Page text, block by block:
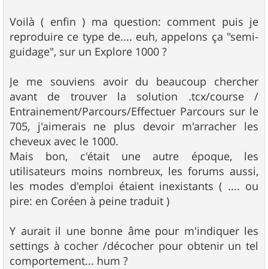
Voilà ( enfin ) ma question: comment puis je
reproduire ce type de.... euh, appelons ça "semi-
guidage", sur un Explore 1000 ?
Je me souviens avoir du beaucoup chercher
avant de trouver la solution .tcx/course /
Entrainement/Parcours/Effectuer Parcours sur le
705, j'aimerais ne plus devoir m'arracher les
cheveux avec le 1000.
Mais bon, c'était une autre époque, les
utilisateurs moins nombreux, les forums aussi,
les modes d'emploi étaient inexistants ( .... ou
pire: en Coréen à peine traduit )
Y aurait il une bonne âme pour m'indiquer les
settings à cocher /décocher pour obtenir un tel
comportement... hum ?